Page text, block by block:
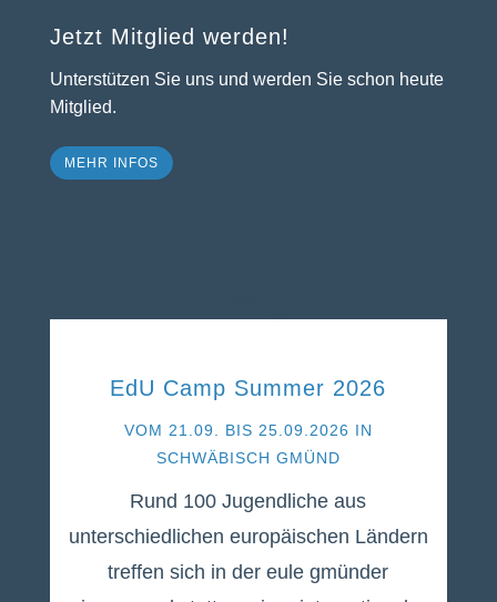
Jetzt Mitglied werden!
Unterstützen Sie uns und werden Sie schon heute
Mitglied.
MEHR INFOS
EdU Camp Summer 2026
VOM 21.09. BIS 25.09.2026 IN
SCHWÄBISCH GMÜND
Rund 100 Jugendliche aus
unterschiedlichen europäischen Ländern
treffen sich in der eule gmünder